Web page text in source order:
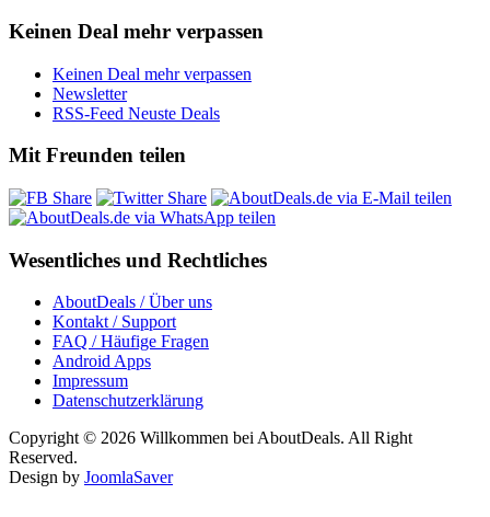
Keinen Deal mehr verpassen
Keinen Deal mehr verpassen
Newsletter
RSS-Feed Neuste Deals
Mit Freunden teilen
Wesentliches und Rechtliches
AboutDeals / Über uns
Kontakt / Support
FAQ / Häufige Fragen
Android Apps
Impressum
Datenschutzerklärung
Copyright © 2026 Willkommen bei AboutDeals. All Right
Reserved.
Design by JoomlaSaver